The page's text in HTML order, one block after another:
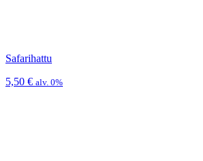
Safarihattu
5,50 € alv. 0%